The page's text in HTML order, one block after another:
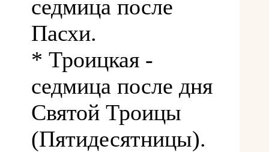
седмица после
Пасхи.
* Троицкая -
седмица после дня
Святой Троицы
(Пятидесятницы).